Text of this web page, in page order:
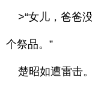
>“女儿，爸爸
个祭品。”
楚昭如遭雷击